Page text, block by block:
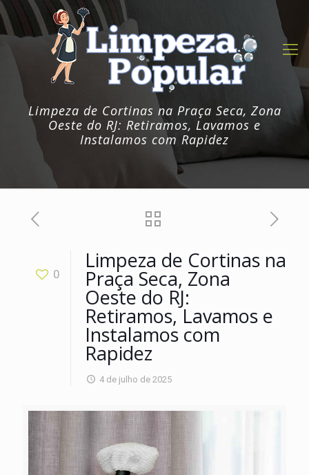
Limpeza de Cortinas na Praça Seca, Zona
Oeste do RJ: Retiramos, Lavamos e
Instalamos com Rapidez
0
Limpeza de Cortinas na
Praça Seca, Zona
Oeste do RJ:
Retiramos, Lavamos e
Instalamos com
Rapidez
4 de julho de 2025